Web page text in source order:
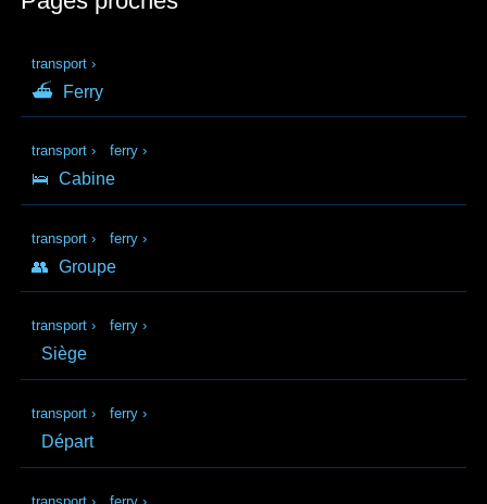
transport ›
⛴ Ferry
transport › ferry ›
🛌 Cabine
transport › ferry ›
👥 Groupe
transport › ferry ›
Siège
transport › ferry ›
Départ